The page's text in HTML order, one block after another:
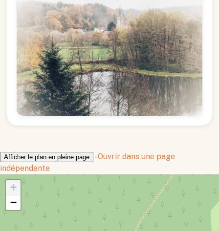
Afficher le plan en pleine page -Ouvrir dans une page
indépendante